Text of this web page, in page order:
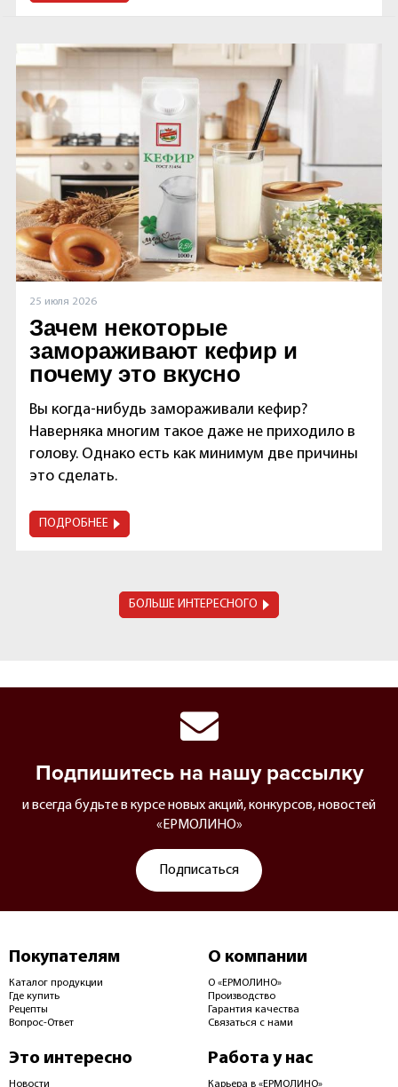
25 июля 2026
Зачем некоторые
замораживают кефир и
почему это вкусно
Вы когда-нибудь замораживали кефир?
Наверняка многим такое даже не приходило в
голову. Однако есть как минимум две причины
это сделать.
ПОДРОБНЕЕ
БОЛЬШЕ ИНТЕРЕСНОГО
Подпишитесь на нашу рассылку
и всегда будьте в курсе новых акций, конкурсов, новостей
«ЕРМОЛИНО»
Подписаться
Покупателям
Каталог продукции
Где купить
Рецепты
Вопрос-Ответ
О компании
О «ЕРМОЛИНО»
Производство
Гарантия качества
Связаться с нами
Это интересно
Новости
Работа у нас
Карьера в «ЕРМОЛИНО»